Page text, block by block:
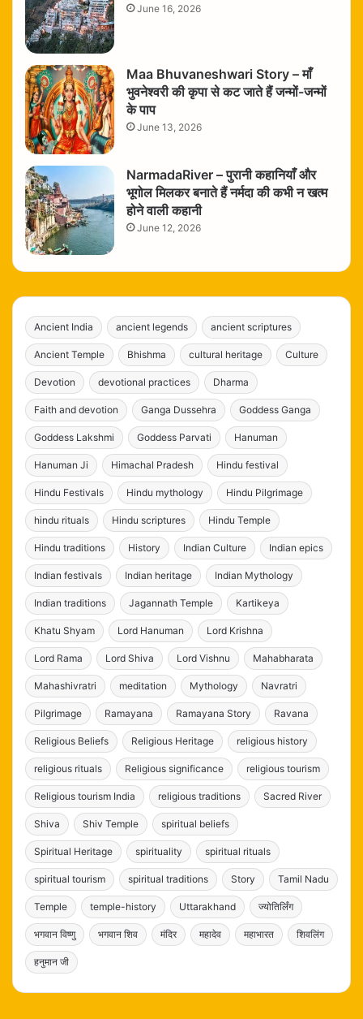
June 16, 2026
Maa Bhuvaneshwari Story – माँ
भुवनेश्वरी की कृपा से कट जाते हैं जन्मों-जन्मों
के पाप
June 13, 2026
NarmadaRiver – पुरानी कहानियाँ और
भूगोल मिलकर बनाते हैं नर्मदा की कभी न खत्म
होने वाली कहानी
June 12, 2026
Ancient India ancient legends ancient scriptures
Ancient Temple Bhishma cultural heritage Culture
Devotion devotional practices Dharma
Faith and devotion Ganga Dussehra Goddess Ganga
Goddess Lakshmi Goddess Parvati Hanuman
Hanuman Ji Himachal Pradesh Hindu festival
Hindu Festivals Hindu mythology Hindu Pilgrimage
hindu rituals Hindu scriptures Hindu Temple
Hindu traditions History Indian Culture Indian epics
Indian festivals Indian heritage Indian Mythology
Indian traditions Jagannath Temple Kartikeya
Khatu Shyam Lord Hanuman Lord Krishna
Lord Rama Lord Shiva Lord Vishnu Mahabharata
Mahashivratri meditation Mythology Navratri
Pilgrimage Ramayana Ramayana Story Ravana
Religious Beliefs Religious Heritage religious history
religious rituals Religious significance religious tourism
Religious tourism India religious traditions Sacred River
Shiva Shiv Temple spiritual beliefs
Spiritual Heritage spirituality spiritual rituals
spiritual tourism spiritual traditions Story Tamil Nadu
Temple temple-history Uttarakhand ज्योतिर्लिंग
भगवान विष्णु भगवान शिव मंदिर महादेव महाभारत शिवलिंग
हनुमान जी